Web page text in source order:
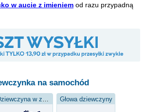
w aucie z imieniem od razu przypadną
na samochód
Głowa dziewczyny